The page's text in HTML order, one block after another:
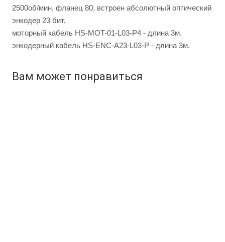
2500об/мин, фланец 80, встроен абсолютный оптический
энкодер 23 бит.
моторный кабель HS-MOT-01-L03-P4 - длина 3м.
энкодерный кабель HS-ENC-A23-L03-P - длина 3м.
Вам может понравиться